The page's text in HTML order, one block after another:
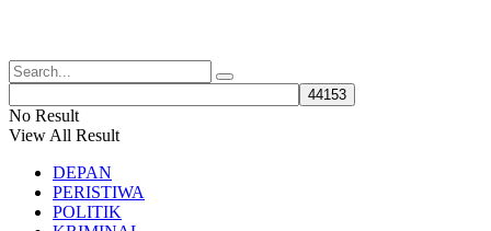
No Result
View All Result
DEPAN
PERISTIWA
POLITIK